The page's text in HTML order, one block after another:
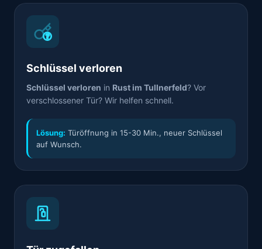
Schlüssel verloren
Schlüssel verloren in Rust im Tullnerfeld? Vor
verschlossener Tür? Wir helfen schnell.
Lösung: Türöffnung in 15-30 Min., neuer Schlüssel
auf Wunsch.